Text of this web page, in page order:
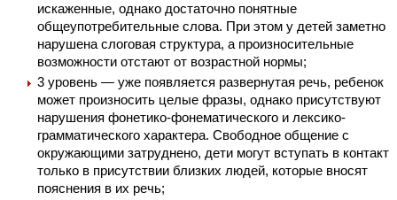
искаженные, однако достаточно понятные
общеупотребительные слова. При этом у детей заметно
нарушена слоговая структура, а произносительные
возможности отстают от возрастной нормы;
3 уровень — уже появляется развернутая речь, ребенок
может произносить целые фразы, однако присутствуют
нарушения фонетико-фонематического и лексико-
грамматического характера. Свободное общение с
окружающими затруднено, дети могут вступать в контакт
только в присутствии близких людей, которые вносят
пояснения в их речь;